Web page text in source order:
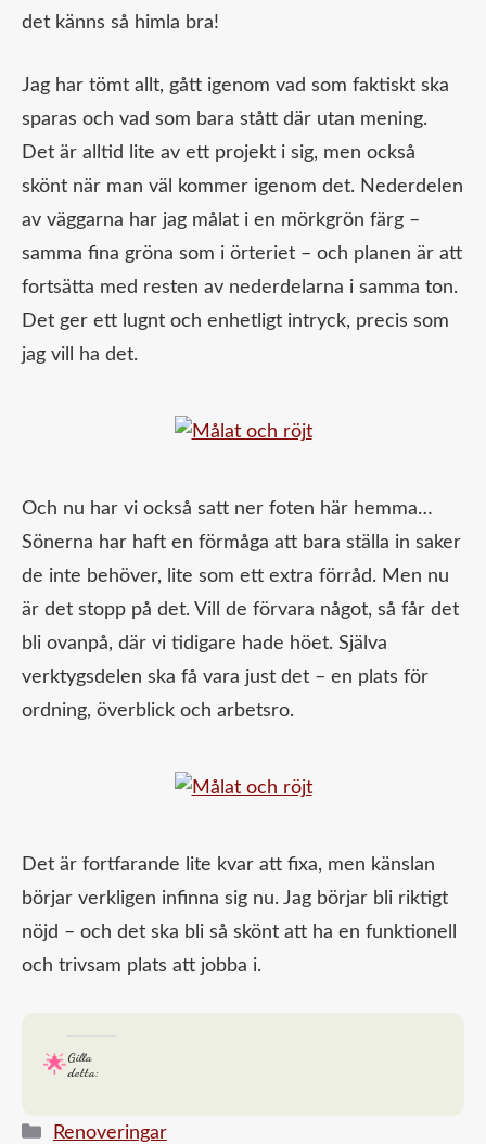
det känns så himla bra!
Jag har tömt allt, gått igenom vad som faktiskt ska
sparas och vad som bara stått där utan mening.
Det är alltid lite av ett projekt i sig, men också
skönt när man väl kommer igenom det. Nederdelen
av väggarna har jag målat i en mörkgrön färg –
samma fina gröna som i örteriet – och planen är att
fortsätta med resten av nederdelarna i samma ton.
Det ger ett lugnt och enhetligt intryck, precis som
jag vill ha det.
Och nu har vi också satt ner foten här hemma…
Sönerna har haft en förmåga att bara ställa in saker
de inte behöver, lite som ett extra förråd. Men nu
är det stopp på det. Vill de förvara något, så får det
bli ovanpå, där vi tidigare hade höet. Själva
verktygsdelen ska få vara just det – en plats för
ordning, överblick och arbetsro.
Det är fortfarande lite kvar att fixa, men känslan
börjar verkligen infinna sig nu. Jag börjar bli riktigt
nöjd – och det ska bli så skönt att ha en funktionell
och trivsam plats att jobba i.
Gilla
detta:
Kategorier
Renoveringar